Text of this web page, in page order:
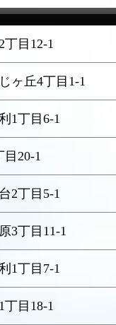
目12-1
ヶ丘4丁目1-1
1丁目6-1
20-1
2丁目5-1
3丁目11-1
1丁目7-1
目18-1